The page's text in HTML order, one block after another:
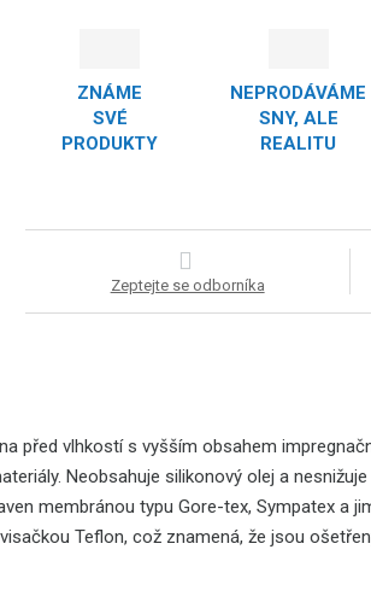
ZNÁME
SVÉ
PRODUKTY
NEPRODÁVÁME
SNY, ALE
REALITU
Zeptejte se odborníka
před vlhkostí s vyšším obsahem
Neobsahuje silikonový olej a
membránou typu Gore-tex, Sympatex a
Teflon, což znamená, že jsou